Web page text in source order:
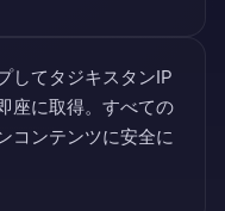
してタジキスタンIP
座に取得。すべての
コンテンツに安全に